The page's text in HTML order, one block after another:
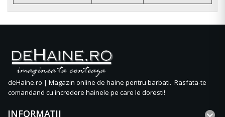
deHaine.ro | Magazin online de haine pentru barbati. Rasfata-te
comandand cu incredere hainele pe care le doresti!
INFORMAŢII